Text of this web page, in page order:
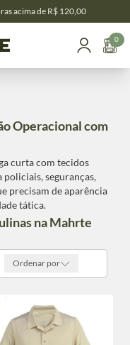
acima de R$ 120,00
0
Operacional com
curta com tecidos
policiais, seguranças,
precisam de aparência
tática.
na Mahrte
Ordenar por